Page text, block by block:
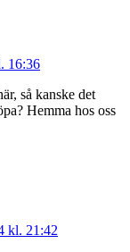
16:36
så kanske det
Hemma hos oss
kl. 21:42